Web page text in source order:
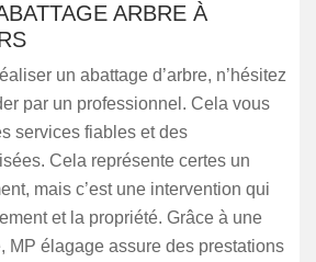
ARBRE À
un abattage d’arbre, n’hésitez
par un professionnel. Cela vous
services fiables et des
Cela représente certes un
mais c’est une intervention qui
et la propriété. Grâce à une
MP élagage assure des prestations